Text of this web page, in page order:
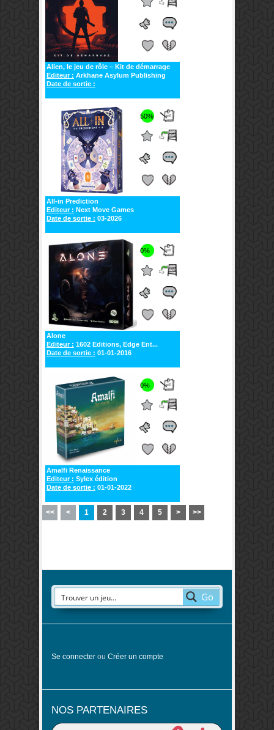
Alien, le jeu de rôle – Kit de démarrage
Editeur : Arkhane Asylum Publishing
Date de sortie :
50%
All-in Prediction
Editeur : Next Move Games
Date de sortie : 03-2026
0%
Alone
Editeur : 1602 Editions, Edge Ent...
Date de sortie : 01-01-2016
0%
Amalfi Renaissance
Editeur : Sylex édition
Date de sortie : 01-01-2022
<< < 1 2 3 4 5 > >>
Go
Se connecter ou Créer un compte
NOS PARTENAIRES